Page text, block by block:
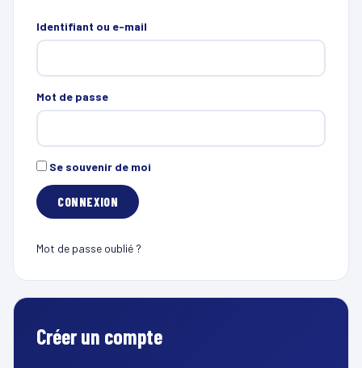
Identifiant ou e-mail
Mot de passe
Se souvenir de moi
Mot de passe oublié ?
Créer un compte